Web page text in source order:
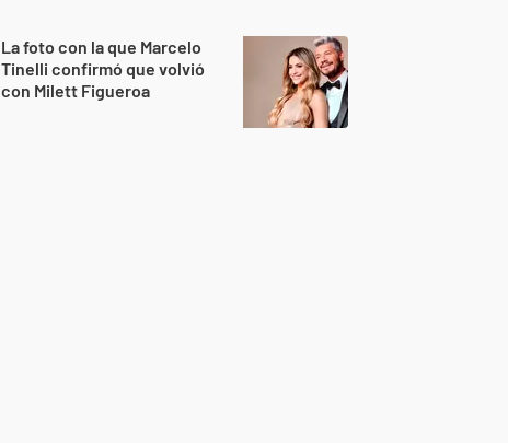
La foto con la que Marcelo
Tinelli confirmó que volvió
con Milett Figueroa